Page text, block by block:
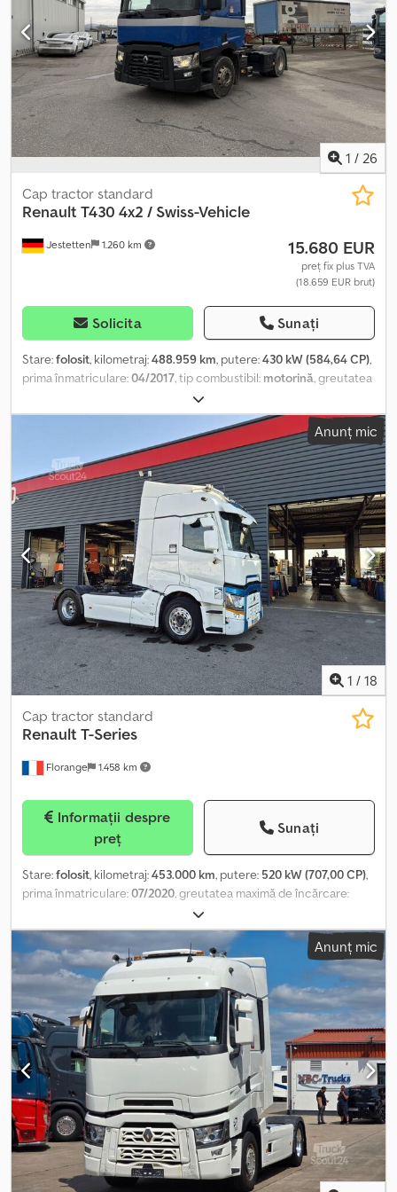
/ 12mm, număr de locuri: 2 , greutate operațională:7.500 kg, Dotări:
aer condiționat,
1 / 26
Jestetten 1.260 km
Cap tractor standard
Renault T430 4x2 / Swiss-Vehicle
15.680 EUR
preț fix plus TVA
(18.659 EUR brut)
Solicita Sunați
Stare:folosit, kilometraj:488.959 km, putere:430 kW (584,64 CP),
prima înmatriculare:04/2017, tip combustibil: motorină, greutatea
, greutatea maximă de încărcare:
greutate totală:40.000 kg, dimensiunea anvelopei:315 / 80 R 22.5
, ampatament: 3.700 mm, următoarea
03/2025, cabină șofer:cabina de dormit, tip de
angrenaj:automat, clasă de emisii:Euro 6, suspensie:aer, lungime
totală:6.000 mm, lățime totală:25.500 mm, înălțime totală:38.000
mm, dimensiunea anvelopei din față:315 / 80 R 22.5 / 11mm,
număr de locuri:2, greutate operațională:18.000 kg , Dotări:aer
condiționat,
Anunț mic
1 / 18
Florange 1.458 km
Cap tractor standard
Renault T-Series
preț
Sunați
Stare:folosit, kilometraj:453.000 km, putere: 520 kW (707,00 CP),
prima înmatriculare:07/2020, greutatea maximă de încărcare:
, combustibil:
șofer:cabina de zi, tip de angrenaj:automat, clasă de emisii:Euro
, suspensie:aer, Dotări:Bluetooth, aer condiționat, computer
de bord, frigider, pilot automat de viteză, retarder, închidere
centralizată , • RETARDER (sistem de frânare suplimentar) • Jante
din aliaj • Suspensie integrală • Sistem de climatizare nocturn •
Claxon • Lumini posterioare cu LED • Bluetooth • GPS • Frigider
Cedpfszrii Nox Aaiorf • Scaun încălzit • Climatizare • Pat • Regulator
și limitator de viteză • Webasto (sistem de încălzire auxiliar)
Anunț mic